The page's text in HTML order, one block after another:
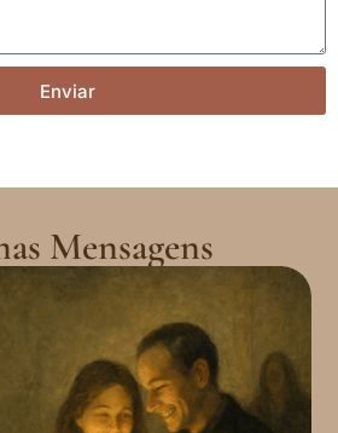
Enviar
Mensagens